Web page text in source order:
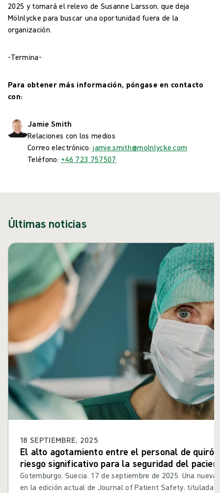
2025 y tomará el relevo de Susanne Larsson, que deja
Mölnlycke para buscar una oportunidad fuera de la
organización.
-Termina-
Para obtener más información, póngase en contacto
con:
Jamie Smith
Relaciones con los medios
Correo electrónico: jamie.smith@molnlycke.com
Teléfono: +46 723 757507
Últimas noticias
Saltar carrusel
18 SEPTIEMBRE, 2025
El alto agotamiento entre el personal de
riesgo significativo para la seguridad del
revisión
Gotemburgo, Suecia. 17 de septiembre de 2025. Una
en la edición actual de Journal of Patient Safety, titulada